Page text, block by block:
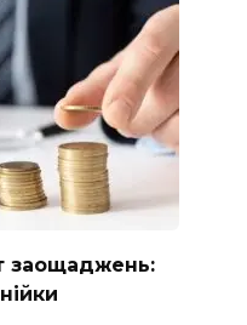
заощаджень: